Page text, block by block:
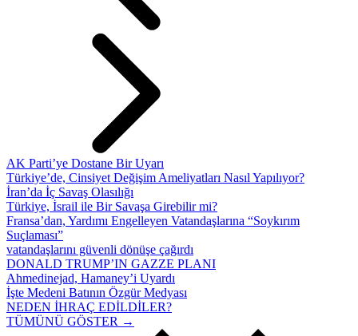
AK Parti’ye Dostane Bir Uyarı
Türkiye’de, Cinsiyet Değişim Ameliyatları Nasıl Yapılıyor?
İran’da İç Savaş Olasılığı
Türkiye, İsrail ile Bir Savaşa Girebilir mi?
Fransa’dan, Yardımı Engelleyen Vatandaşlarına “Soykırım
Suçlaması”
vatandaşlarını güvenli dönüşe çağırdı
DONALD TRUMP’IN GAZZE PLANI
Ahmedinejad, Hamaney’i Uyardı
İşte Medeni Batının Özgür Medyası
NEDEN İHRAÇ EDİLDİLER?
TÜMÜNÜ GÖSTER →